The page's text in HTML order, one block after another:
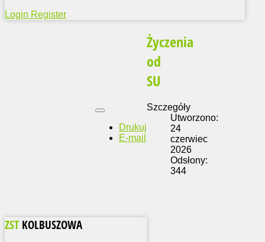
Login Register
Życzenia
od
SU
Drukuj
E-mail
Szczegóły
Utworzono:
24
czerwiec
2026
Odsłony:
344
ZST KOLBUSZOWA